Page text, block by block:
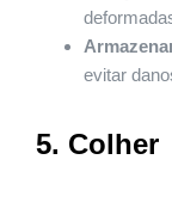
evitar
5. Colher